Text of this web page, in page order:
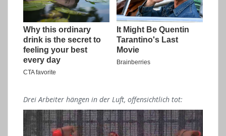
Drei Arbeiter hängen in der Luft, offensichtlich tot: